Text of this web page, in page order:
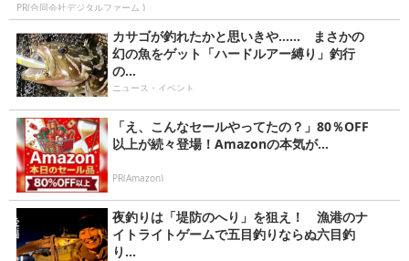
PR(合同会社デジタルファーム )
カサゴが釣れたかと思いきや…… まさかの
幻の魚をゲット「ハードルアー縛り」釣行
の...
ニュース・イベント
「え、こんなセールやってたの？」80％OFF
以上が続々登場！Amazonの本気が...
PR(Amazon)
夜釣りは「堤防のへり」を狙え！ 漁港のナ
イトライトゲームで五目釣りならぬ六目釣
り...